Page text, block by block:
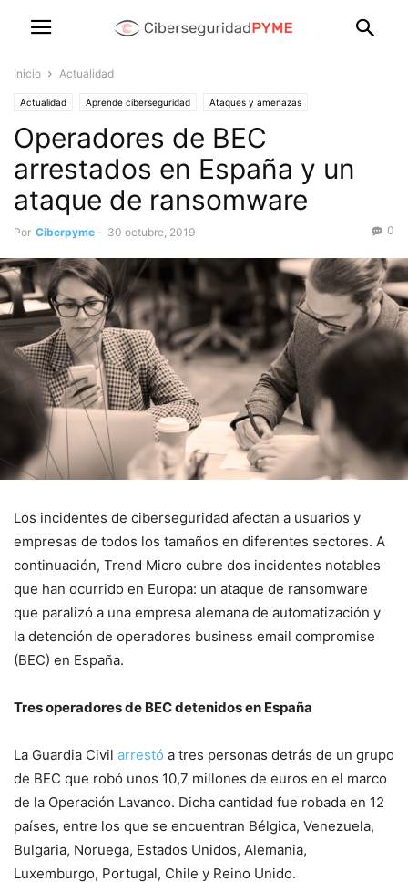
Inicio Actualidad
Actualidad Aprende ciberseguridad Ataques y amenazas
Consejos de ciberseguridad Destacado Soluciones para PYMES
Productos y servicios de las empresas
Operadores de BEC
arrestados en España y un
ataque de ransomware
Por Ciberpyme - 30 octubre, 2019 0
Los incidentes de ciberseguridad afectan a usuarios y
empresas de todos los tamaños en diferentes sectores. A
continuación, Trend Micro cubre dos incidentes notables
que han ocurrido en Europa: un ataque de ransomware
que paralizó a una empresa alemana de automatización y
la detención de operadores business email compromise
(BEC) en España.
Tres operadores de BEC detenidos en España
La Guardia Civil arrestó a tres personas detrás de un grupo
de BEC que robó unos 10,7 millones de euros en el marco
de la Operación Lavanco. Dicha cantidad fue robada en 12
países, entre los que se encuentran Bélgica, Venezuela,
Bulgaria, Noruega, Estados Unidos, Alemania,
Luxemburgo, Portugal, Chile y Reino Unido.